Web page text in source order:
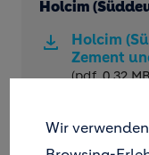
Holcim
Holcim
Zement
(pdf, 0.32
Wir